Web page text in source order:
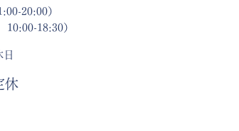
20:00）
18:30）
休